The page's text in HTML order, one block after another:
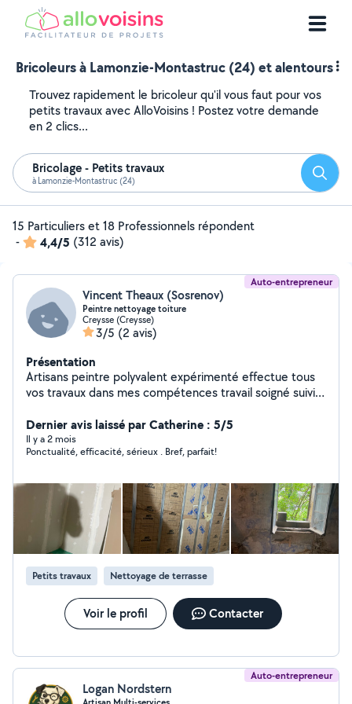
Bricoleurs à Lamonzie-Montastruc (24) et alentours
Trouvez rapidement le bricoleur qu'il vous faut pour vos
petits travaux avec AlloVoisins ! Postez votre demande
en 2 clics...
Bricolage - Petits travaux
à Lamonzie-Montastruc (24)
15 Particuliers et 18 Professionnels répondent
-
4,4/5 (312 avis)
Auto-entrepreneur
Vincent Theaux (Sosrenov)
Peintre nettoyage toiture
Creysse (Creysse)
3/5 (2 avis)
Présentation
Artisans peintre polyvalent expérimenté effectue tous
vos travaux dans mes compétences travail soigné suivi
Dernier avis laissé par Catherine : 5/5
Il y a 2 mois
Ponctualité, efficacité, sérieux . Bref, parfait!
Petits travaux Nettoyage de terrasse
Voir le profil Contacter
Auto-entrepreneur
Logan Nordstern